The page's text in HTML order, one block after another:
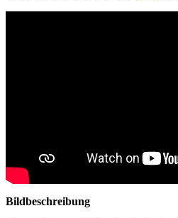
Bildbeschreibung